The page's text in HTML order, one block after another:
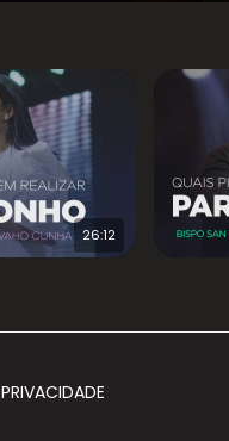
26:12
PRIVACIDADE